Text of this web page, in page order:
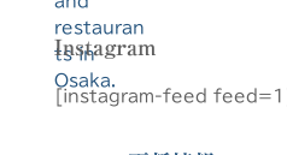
Instagram
[instagram-feed feed=1]